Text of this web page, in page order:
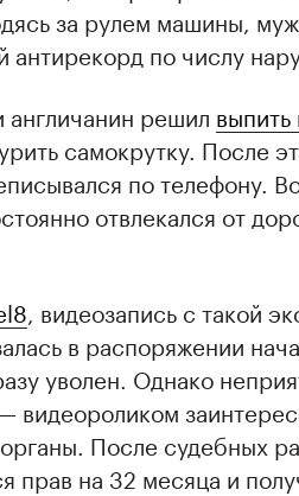
за рулем машины,
антирекорд по числу
англичанин решил
самокрутку. После
по телефону.
отвлекался от
, видеозапись с такой
в распоряжении
уволен. Однако
видеороликом
После судебных
прав на 32 месяца и